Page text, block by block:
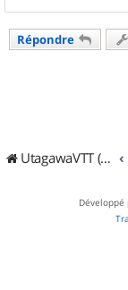
Répondre
UtagawaVTT (Randos VTT et VTTAE avec traces GPS)
Développé